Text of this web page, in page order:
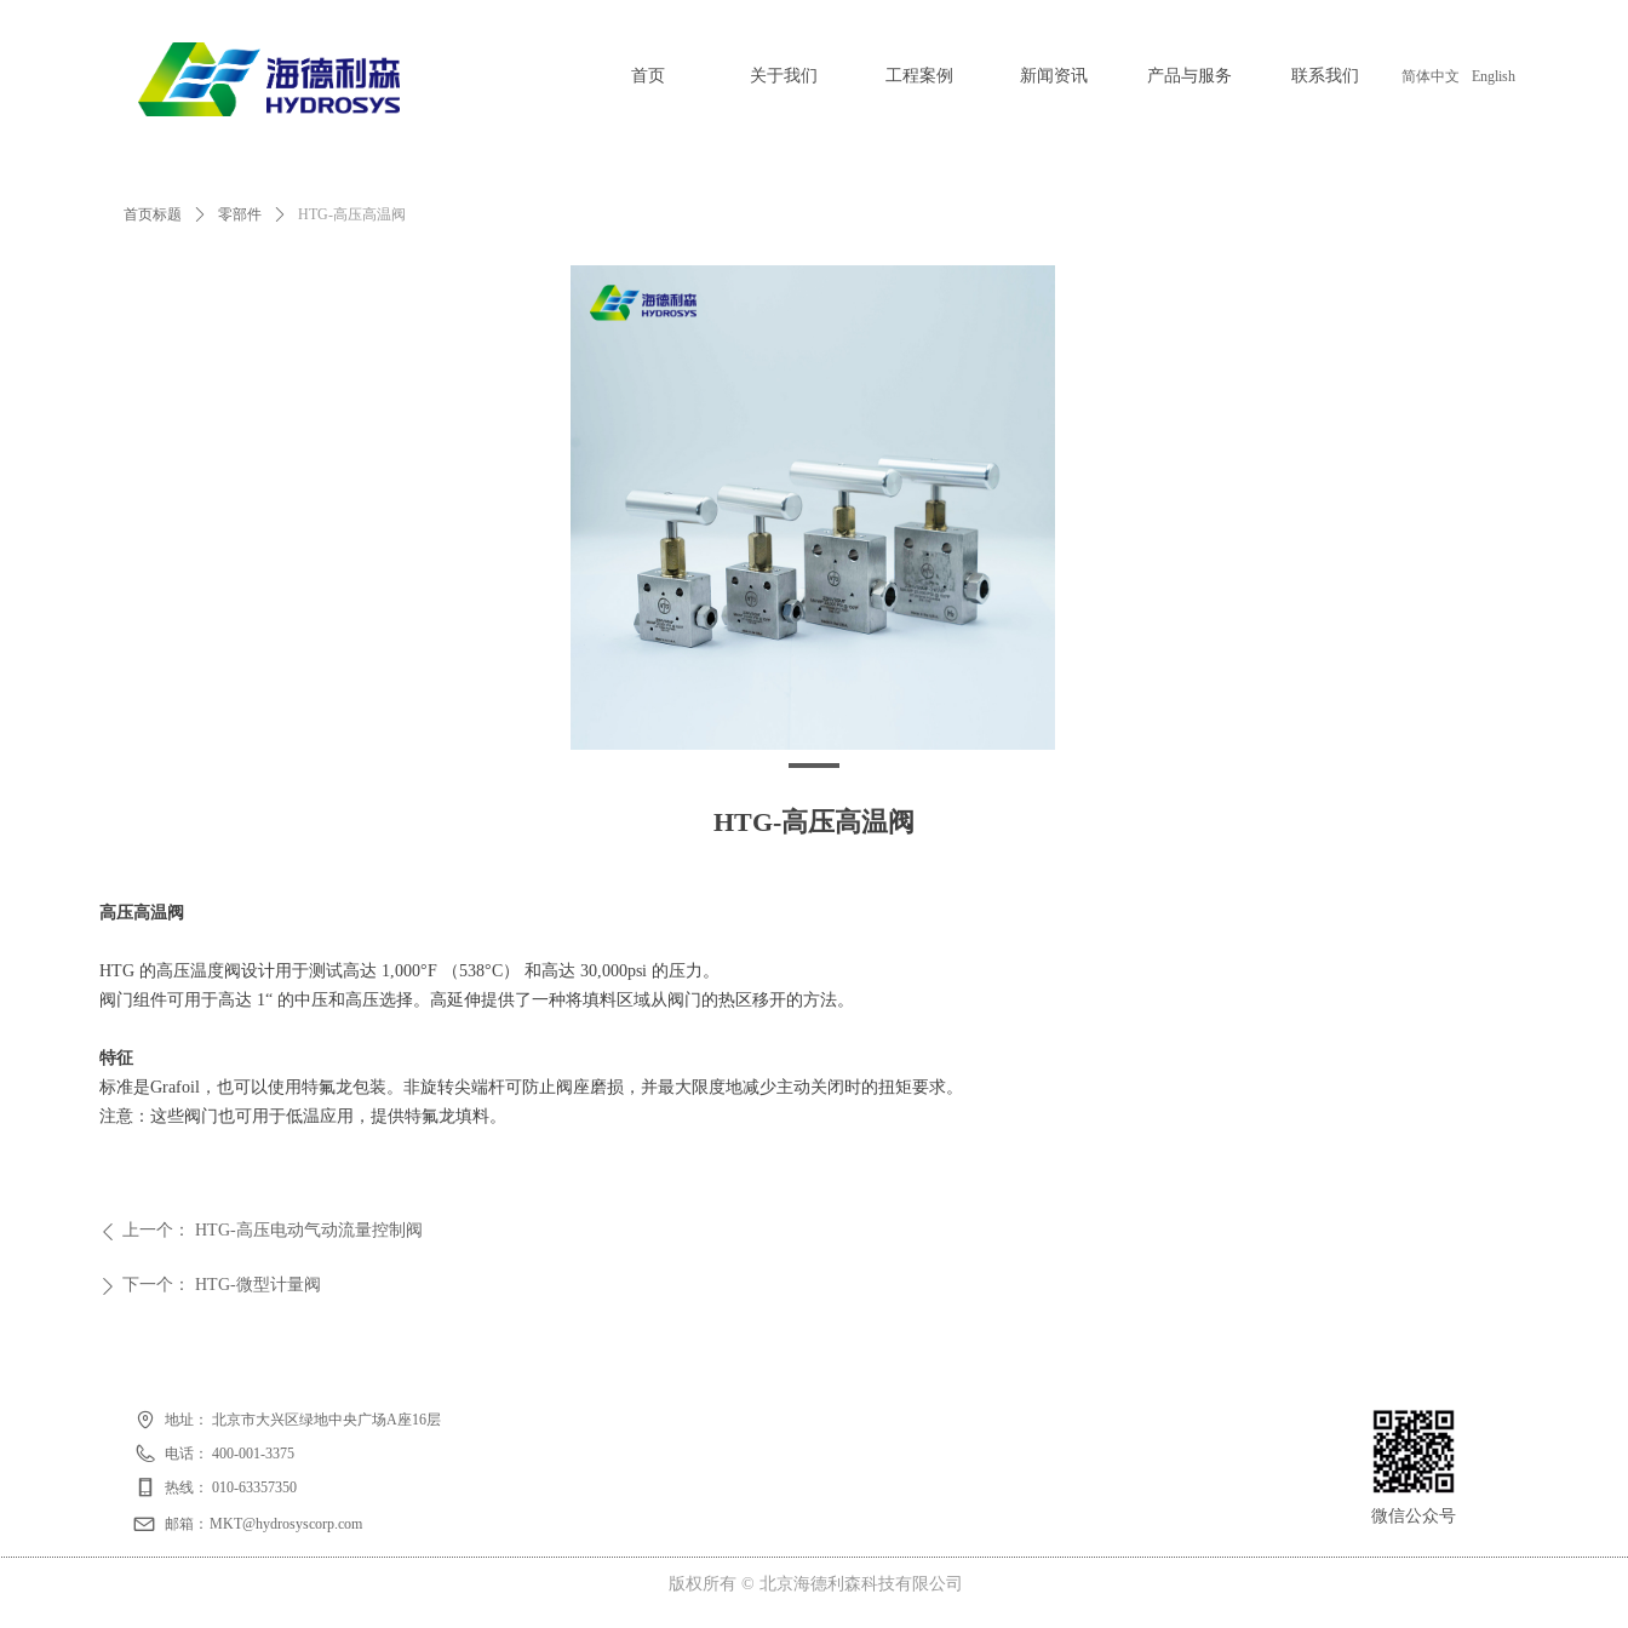
首页 关于我们 工程案例 新闻资讯 产品与服务 联系我们 简体中文 English
首页标题 ꄲ 零部件 ꄲ HTG-高压高温阀
HTG-高压高温阀
ꄴ 上一个： HTG-高压电动气动流量控制阀
ꄲ 下一个： HTG-微型计量阀
高压高温阀
HTG 的高压温度阀设计用于测试高达 1,000°F （538°C） 和高达 30,000psi 的压力。
阀门组件可用于高达 1“ 的中压和高压选择。高延伸提供了一种将填料区域从阀门的热区移开的方法。
特征
标准是Grafoil，也可以使用特氟龙包装。非旋转尖端杆可防止阀座磨损，并最大限度地减少主动关闭时的扭矩要求。
注意：这些阀门也可用于低温应用，提供特氟龙填料。
地址： 北京市大兴区绿地中央广场A座16层
电话： 400-001-3375
热线： 010-63357350
邮箱： MKT@hydrosyscorp.com 微信公众号
版权所有 © 北京海德利森科技有限公司